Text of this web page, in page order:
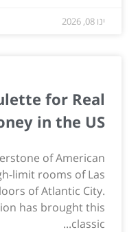
ינו 08, 2026
for Real
in the US
of American
limit rooms of Las
of Atlantic City.
has brought this
classic...